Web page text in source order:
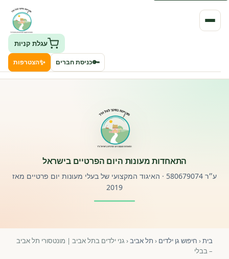
רישוי וחקיקה
פורטל לוח מודעות דרושים עובדים
עגלת קניות
🔑כניסת חברים ✨הצטרפות
התאחדות מעונות היום הפרטיים בישראל
ע״ר 580679074 · האיגוד המקצועי של בעלי מעונות יום פרטיים מאז
2019
בית‹ חיפוש גן ילדים ‹ תל אביב‹ גני ילדים בתל אביב | מונטסורי תל אביב
– בבלי